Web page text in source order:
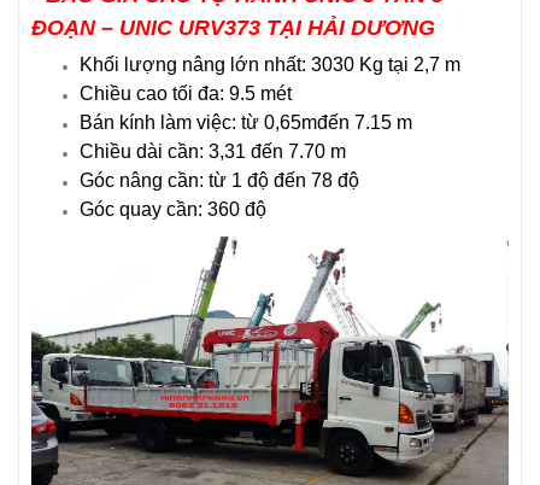
ĐOẠN – UNIC URV373 TẠI HẢI DƯƠNG
Khối lượng nâng lớn nhất: 3030 Kg tại 2,7 m
Chiều cao tối đa: 9.5 mét
Bán kính làm việc: từ 0,65mđến 7.15 m
Chiều dài cần: 3,31 đến 7.70 m
Góc nâng cần: từ 1 độ đến 78 độ
Góc quay cần: 360 độ